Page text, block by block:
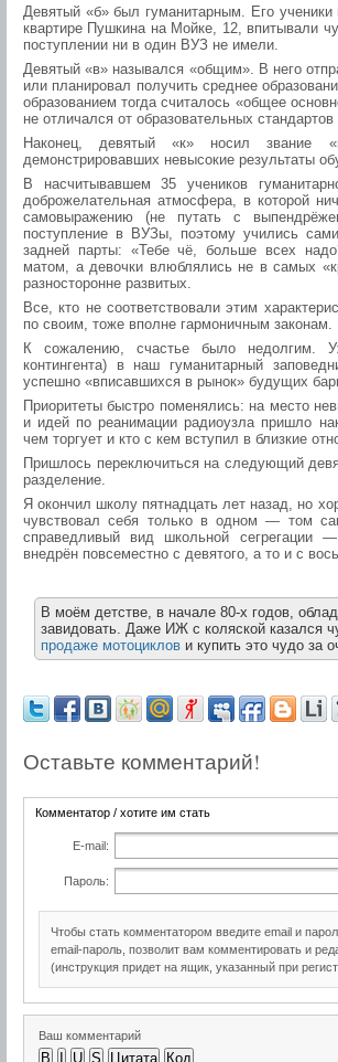
Девятый «б» был гуманитарным. Его
квартире Пушкина на Мойке, 12, впитывали
поступлении ни в один ВУЗ не имели.
Девятый «в» назывался «общим». В него
или планировал получить среднее
образованием тогда считалось «общее
не отличался от образовательных стандартов
Наконец, девятый «к» носил звание
демонстрировавших невысокие результаты
В насчитывавшем 35 учеников
доброжелательная атмосфера, в которой
самовыражению (не путать с
поступление в ВУЗы, поэтому учились
задней парты: «Тебе чё, больше всех
матом, а девочки влюблялись не в самых
разносторонне развитых.
Все, кто не соответствовали этим
по своим, тоже вполне гармоничным законам.
К сожалению, счастье было недолгим.
контингента) в наш гуманитарный
успешно «вписавшихся в рынок» будущих
Приоритеты быстро поменялись: на место
и идей по реанимации радиоузла пришло
чем торгует и кто с кем вступил в близкие
Пришлось переключиться на следующий
разделение.
Я окончил школу пятнадцать лет назад, но
чувствовал себя только в одном — том
справедливый вид школьной
внедрён повсеместно с девятого, а то и с
В моём детстве, в начале 80-х годов,
завидовать. Даже ИЖ с коляской казался
продаже мотоциклов и купить это чудо за
Оставьте комментарий!
Комментатор / хотите им стать
E-mail:
Пароль:
Чтобы стать комментатором введите email и
email-пароль, позволит вам комментировать и
(инструкция придет на ящик, указанный при
Ваш комментарий
B U S Цитата Код